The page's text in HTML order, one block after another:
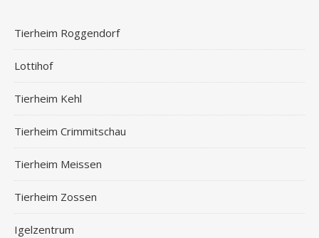
Tierheim Roggendorf
Lottihof
Tierheim Kehl
Tierheim Crimmitschau
Tierheim Meissen
Tierheim Zossen
Igelzentrum